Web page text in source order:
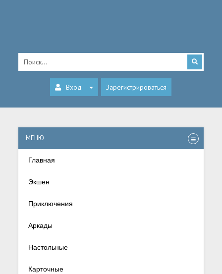
Вход Зарегистрироваться
МЕНЮ
Главная
Экшен
Приключения
Аркады
Настольные
Карточные